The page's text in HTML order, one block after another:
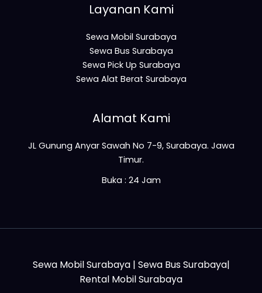
Layanan Kami
Sewa Mobil Surabaya
Sewa Bus Surabaya
Sewa Pick Up Surabaya
Sewa Alat Berat Surabaya
Alamat Kami
JL Gunung Anyar Sawah No 7-9, Surabaya. Jawa
Timur.
Buka : 24 Jam
Sewa Mobil Surabaya| Sewa Bus Surabaya|
Rental Mobil Surabaya